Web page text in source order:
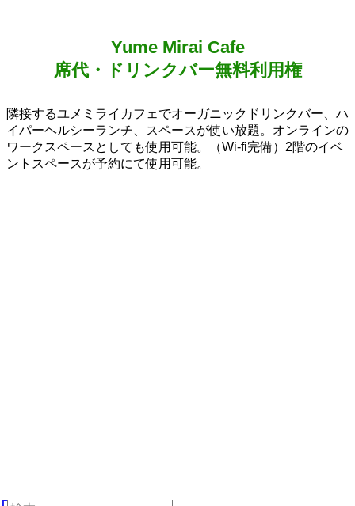
Yume Mirai Cafe
席代・ドリンクバー無料利用権
隣接するユメミライカフェでオーガニックドリンクバー、ハ
イパーヘルシーランチ、スペースが使い放題。オンラインの
ワークスペースとしても使用可能。（Wi-fi完備）2階のイベ
ントスペースが予約にて使用可能。